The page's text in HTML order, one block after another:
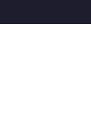
Marketing GmbH